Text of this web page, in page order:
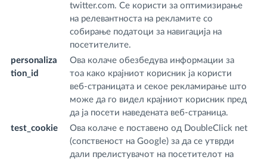
twitter.com. Се користи за оптимизирање
на релевантноста на рекламите со
собирање податоци за навигација на
посетителите.
personaliza
tion_id
Ова колаче обезбедува информации за
тоа како крајниот корисник ја користи
веб-страницата и секое рекламирање што
може да го видел крајниот корисник пред
да ја посети наведената веб-страница.
test_cookie
Ова колаче е поставено од DoubleClick net
(сопственост на Google) за да се утврди
дали прелистувачот на посетителот на